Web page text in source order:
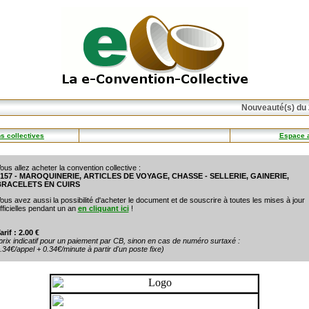
Nouveauté(s) du
collectives Espace
allez acheter la convention collective :
- MAROQUINERIE, ARTICLES DE VOYAGE, CHASSE - SELLERIE, GAINERIE,
EN CUIRS
avez aussi la possibilité d'acheter le document et de souscrire à toutes les mises à jour
pendant un an en cliquant ici!
: 2.00 €
indicatif pour un paiement par CB, sinon en cas de numéro surtaxé :
appel + 0.34€/minute à partir d'un poste fixe)